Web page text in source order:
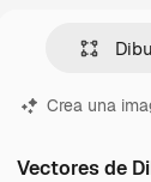
Crea una
Vectores de